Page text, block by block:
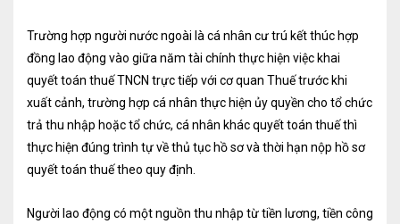
Lập hồ sơ ban đầu
Tư vấn thuế
Hoàn thuế
Trường hợp người nước ngoài là cá nhân cư trú kết thúc hợp
đồng lao động vào giữa năm tài chính thực hiện việc khai
quyết toán thuế TNCN trực tiếp với cơ quan Thuế trước khi
xuất cảnh, trường hợp cá nhân thực hiện ủy quyền cho tổ chức
trả thu nhập hoặc tổ chức, cá nhân khác quyết toán thuế thì
thực hiện đúng trình tự về thủ tục hồ sơ và thời hạn nộp hồ sơ
quyết toán thuế theo quy định.
Người lao động có một nguồn thu nhập từ tiền lương, tiền công